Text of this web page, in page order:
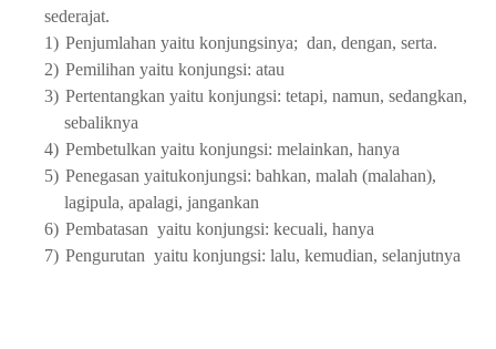
sederajat.
1) Penjumlahan yaitu konjungsinya; dan, dengan, serta.
2) Pemilihan yaitu konjungsi: atau
3) Pertentangkan yaitu konjungsi: tetapi, namun, sedangkan,
sebaliknya
4) Pembetulkan yaitu konjungsi: melainkan, hanya
5) Penegasan yaitukonjungsi: bahkan, malah (malahan),
lagipula, apalagi, jangankan
6) Pembatasan yaitu konjungsi: kecuali, hanya
7) Pengurutan yaitu konjungsi: lalu, kemudian, selanjutnya